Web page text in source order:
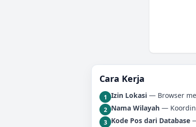
Cara Kerja
1 Izin Lokasi — Browser
2 Nama Wilayah —
3 Kode Pos dari Database